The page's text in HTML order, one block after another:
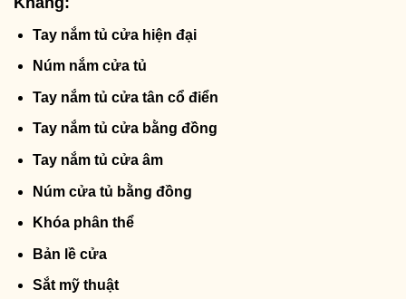
Tay nắm tủ cửa hiện đại
Núm nắm cửa tủ
Tay nắm tủ cửa tân cổ điển
Tay nắm tủ cửa bằng đồng
Tay nắm tủ cửa âm
Núm cửa tủ bằng đồng
Khóa phân thể
Bản lề cửa
Sắt mỹ thuật